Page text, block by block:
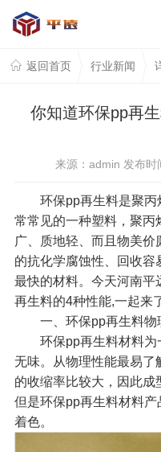
返回首页 行业新闻
你知道环保pp再
来源：admin 发布时
环保pp再生料是聚丙
常常见的一种塑料，聚丙
广、质地轻、而且物美
的抗化学腐蚀性、回收容
最快的材料。今天河南平
再生料的4种性能,一起来
一、环保pp再生料物
环保pp再生料材料为
无味。从物理性能最易了
的收缩率比较大，因此成
但是环保pp再生料材料
着色。